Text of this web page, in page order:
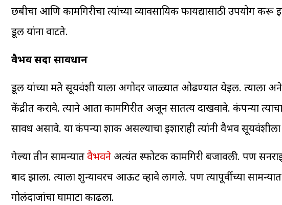
छबीचा आणि कामगिरीचा त्यांच्या व्यावसायिक फायद्यासाठी उपयोग करू
डूल यांना वाटते.
वैभव सदा सावधान
डूल यांच्या मते सूर्यवंशी याला अगोदर जाळ्यात ओढण्यात येईल. त्याला
केंद्रीत करावे. त्याने आता कामगिरीत अजून सातत्य दाखवावे. कंपन्या
सावध असावे. या कंपन्या शार्क असल्याचा इशाराही त्यांनी वैभव सूर्यवंशीला
गेल्या तीन सामन्यातवैभवने अत्यंत स्फोटक कामगिरी बजावली. पण
बाद झाला. त्याला शुन्यावरच आऊट व्हावे लागले. पण त्यापूर्वीच्या
गोलंदाजांचा घामाटा काढला.